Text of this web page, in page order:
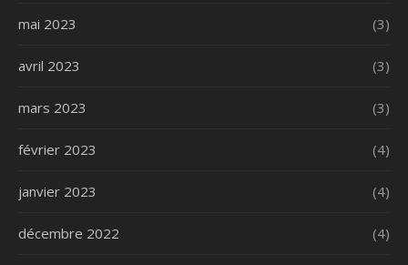
mai 2023 (3)
avril 2023 (3)
mars 2023 (3)
février 2023 (4)
janvier 2023 (4)
décembre 2022 (4)